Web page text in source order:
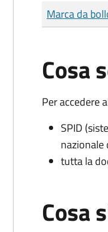
Tipo di
Importo
Marca da
Cosa
Per accedere
SPID
nazionale
tutta la
Cosa